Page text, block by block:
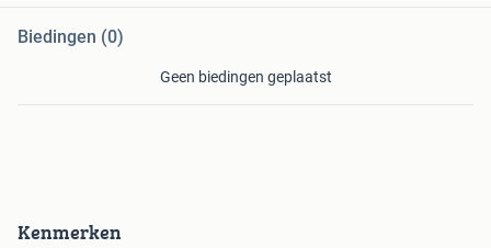
Kenmerken
Biedingen (0)
Geen biedingen geplaatst